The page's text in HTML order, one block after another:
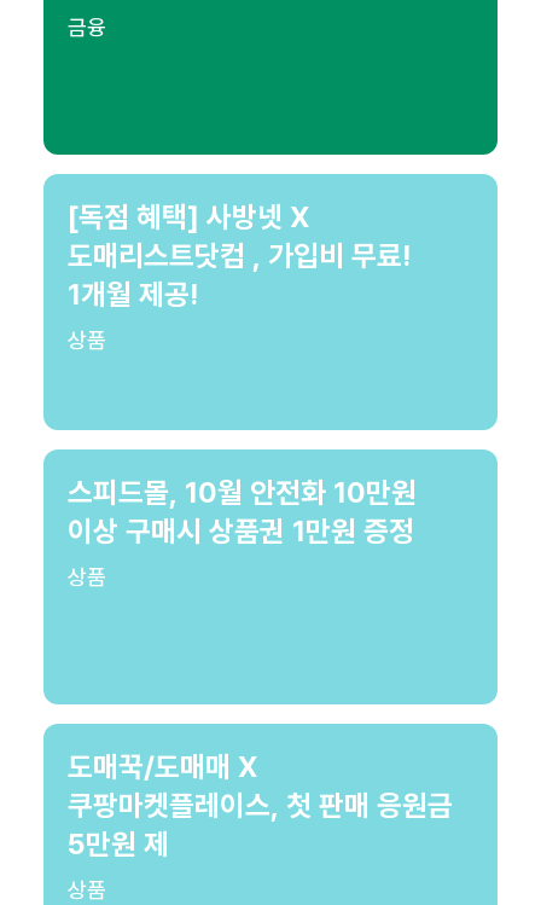
금융
[독점 혜택] 사방넷 X
도매리스트닷컴 , 가입비 무료!
1개월 제공!
상품
스피드몰, 10월 안전화 10만원
이상 구매시 상품권 1만원 증정
상품
도매꾹/도매매 X
쿠팡마켓플레이스, 첫 판매 응원금
5만원 제
상품